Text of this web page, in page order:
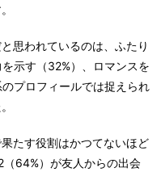
思われているのは、ふたり
示す（32%）、ロマンスを
プロフィールでは捉えられ
たす役割はかつてないほど
64%）が友人からの出会